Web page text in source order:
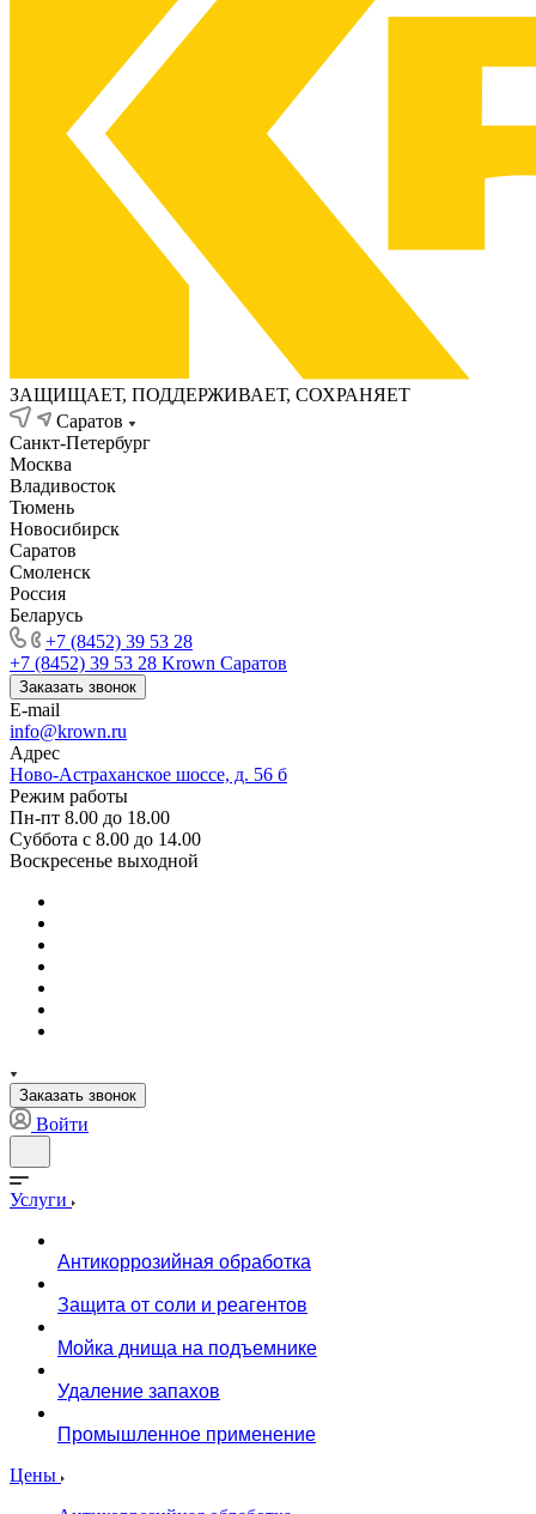
ЗАЩИЩАЕТ, ПОДДЕРЖИВАЕТ, СОХРАНЯЕТ
Саратов
Санкт-Петербург
Москва
Владивосток
Тюмень
Новосибирск
Саратов
Смоленск
Россия
Беларусь
+7 (8452) 39 53 28
+7 (8452) 39 53 28 Krown Саратов
Заказать звонок
E-mail
info@krown.ru
Адрес
Ново-Астраханское шоссе, д. 56 б
Режим работы
Пн-пт 8.00 до 18.00
Суббота с 8.00 до 14.00
Воскресенье выходной
Заказать звонок
Войти
Услуги
Антикоррозийная обработка
Защита от соли и реагентов
Мойка днища на подъемнике
Удаление запахов
Промышленное применение
Цены